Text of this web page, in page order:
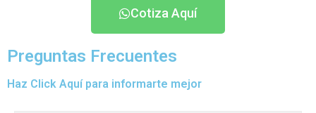
Cotiza Aquí
Preguntas Frecuentes
Haz Click Aquí para informarte mejor